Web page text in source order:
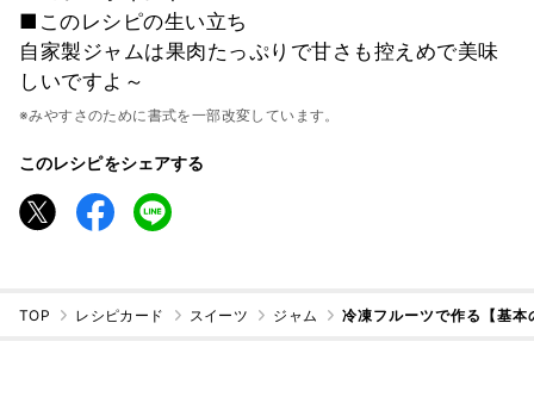
■このレシピの生い立ち
自家製ジャムは果肉たっぷりで甘さも控えめで美味
しいですよ～
※みやすさのために書式を一部改変しています。
このレシピをシェアする
TOP レシピカード スイーツ ジャム 冷凍フルーツで作る【基本